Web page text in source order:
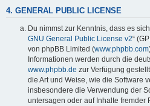
4. GENERAL PUBLIC LICENSE
Du nimmst zur Kenntnis, dass es
GNU General Public License v2“
von phpBB Limited (www.phpbb.com
Informationen werden durch die
www.phpbb.de zur Verfügung
die Art und Weise, wie die Software
insbesondere die Verwendung der
untersagen oder auf Inhalte fremder